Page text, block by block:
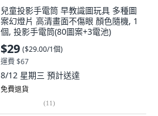
兒童投影手電筒 早教識圖玩具 多種圖
案幻燈片 高清畫面不傷眼 顏色隨機, 1
個, 投影手電筒(80圖案+3電池)
$29 ($29.00/1個)
運費 $67
8/12 星期三 預計送達
免費退貨
(11)